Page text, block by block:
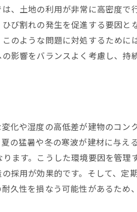
、土地の利用が非常に高密度で
び割れの発生を促進する要因と
のような問題に対処するために
影響をバランスよく考慮し、持
化や湿度の高低差が建物のコン
の猛暑や冬の寒波が建材に与え
ます。こうした環境要因を管理
採用が効果的です。そして、定
久性を損なう可能性があるため